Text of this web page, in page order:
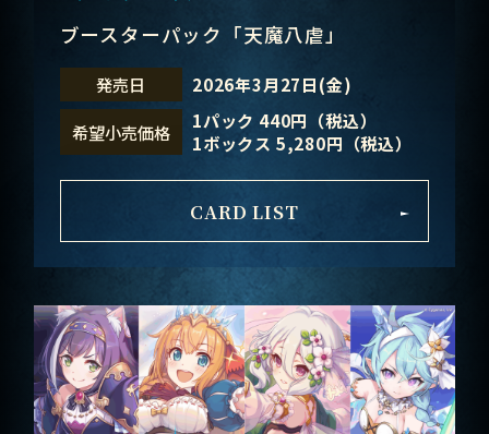
ブースターパック「天魔八虐」
発売日 2026年3月27日(金)
希望小売価格
1パック 440円（税込）
1ボックス 5,280円（税込）
CARD LIST